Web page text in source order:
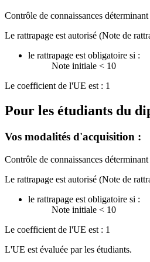
Contrôle de connaissances
Le rattrapage est autorisé (Note de
le rattrapage est obligatoire si :
Note initiale < 10
Le coefficient de l'UE est : 1
Pour les étudiants du
Vos modalités d'acquisition :
Contrôle de connaissances
Le rattrapage est autorisé (Note de
le rattrapage est obligatoire si :
Note initiale < 10
Le coefficient de l'UE est : 1
L'UE est évaluée par les étudiants.